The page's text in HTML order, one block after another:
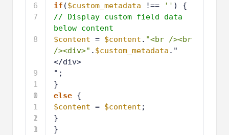
6
7
8
9
1
0
1
1
1
2
1
3
1
if ($custom_metadata !== '' ) {
// Display custom field data
below content
$content = $content . "<br /><br
/><div>" . $custom_metadata ."
</div>
";
}
else {
$content = $content ;
}
}